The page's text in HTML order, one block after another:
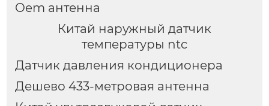
Oem антенна
Китай наружный датчик
температуры ntc
Датчик давления кондиционера
Дешево 433-метровая антенна